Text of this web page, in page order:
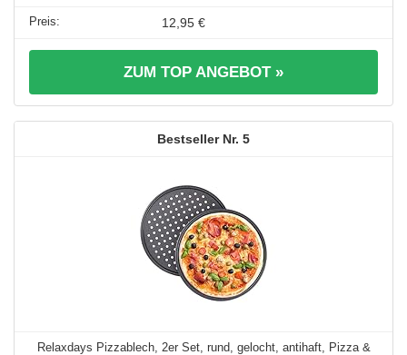
12,95 €
ZUM TOP ANGEBOT »
5
Relaxdays Pizzablech, 2er Set, rund, gelocht, antihaft, Pizza &